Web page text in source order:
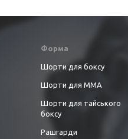
Форма
Шорти для боксу
Шорти для ММА
Шорти для тайського
боксу
Рашгарди